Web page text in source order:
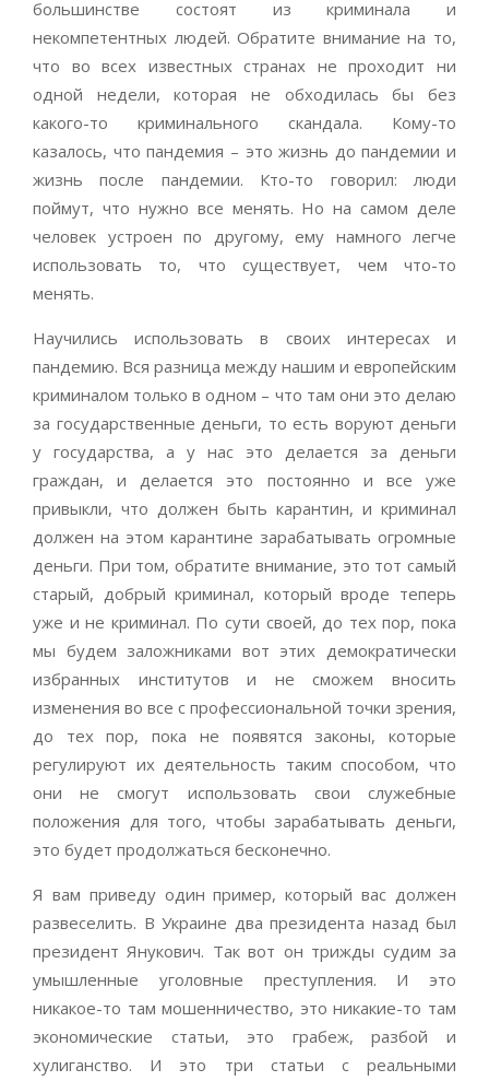
большинстве состоят из криминала и
некомпетентных людей. Обратите внимание на то,
что во всех известных странах не проходит ни
одной недели, которая не обходилась бы без
какого-то криминального скандала. Кому-то
казалось, что пандемия – это жизнь до пандемии и
жизнь после пандемии. Кто-то говорил: люди
поймут, что нужно все менять. Но на самом деле
человек устроен по другому, ему намного легче
использовать то, что существует, чем что-то
менять.
Научились использовать в своих интересах и
пандемию. Вся разница между нашим и европейским
криминалом только в одном – что там они это делаю
за государственные деньги, то есть воруют деньги
у государства, а у нас это делается за деньги
граждан, и делается это постоянно и все уже
привыкли, что должен быть карантин, и криминал
должен на этом карантине зарабатывать огромные
деньги. При том, обратите внимание, это тот самый
старый, добрый криминал, который вроде теперь
уже и не криминал. По сути своей, до тех пор, пока
мы будем заложниками вот этих демократически
избранных институтов и не сможем вносить
изменения во все с профессиональной точки зрения,
до тех пор, пока не появятся законы, которые
регулируют их деятельность таким способом, что
они не смогут использовать свои служебные
положения для того, чтобы зарабатывать деньги,
это будет продолжаться бесконечно.
Я вам приведу один пример, который вас должен
развеселить. В Украине два президента назад был
президент Янукович. Так вот он трижды судим за
умышленные уголовные преступления. И это
никакое-то там мошенничество, это никакие-то там
экономические статьи, это грабеж, разбой и
хулиганство. И это три статьи с реальными